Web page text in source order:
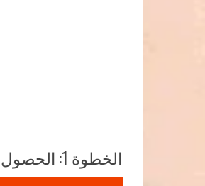
الخطوة 1: الحصول على مقعد في وقت مبكر